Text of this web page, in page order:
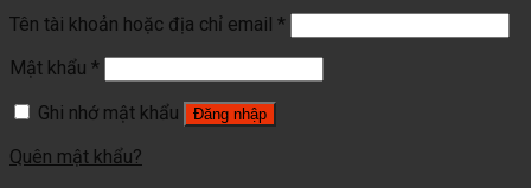
Tên tài khoản hoặc địa chỉ email *
Mật khẩu *
Ghi nhớ mật khẩu
Đăng nhập
Quên mật khẩu?